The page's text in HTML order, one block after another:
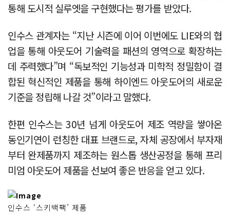
통해 도시적 실루엣을 구현했다는 평가를 받았다.
인수스 관계자는 “지난 시즌에 이어 이번에도 LIE와의 협
업을 통해 아웃도어 기술력을 패션의 영역으로 확장하는
데 주력했다”며 “독보적인 기능성과 미학적 정밀함이 결
합된 혁신적인 제품을 통해 하이엔드 아웃도어의 새로운
기준을 정립해 나갈 것”이라고 말했다.
한편 인수스는 30년 넘게 아웃도어 제조 역량을 쌓아온
동인기연이 런칭한 대표 브랜드로, 자체 공장에서 부자재
부터 완제품까지 제조하는 원스톱 생산공정을 통해 프리
미엄 아웃도어 제품을 선보여 좋은 반응을 얻고 있다.
인수스 ‘스키백팩’ 제품